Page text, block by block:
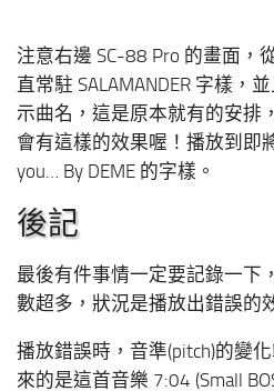
注意右邊 SC-88 Pro 的畫面，
直常駐 SALAMANDER 字樣，
示曲名，這是原本就有的安排
會有這樣的效果喔！播放到即
you… By DEME 的字樣。
後記
最後有件事情一定要記錄一下
數超多，狀況是播放出錯誤的
播放錯誤時，音準(pitch)的變
來的是這首音樂 7:04 (Small